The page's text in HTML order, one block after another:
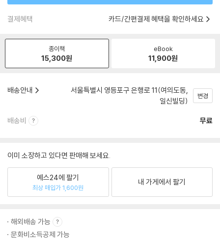
결제혜택 카드/간편결제 혜택을 확인하세요
종이책
15,300원
eBook
11,900원
배송안내
서울특별시 영등포구 은행로 11(여의도동,
일신빌딩)
변경
배송비 무료
이미 소장하고 있다면 판매해 보세요.
예스24에 팔기
최상 매입가 1,600원
내 가게에서 팔기
해외배송 가능
문화비소득공제 가능